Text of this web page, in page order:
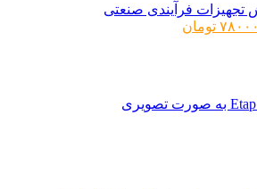
فرآیندی صنعتی
تومانقیمت